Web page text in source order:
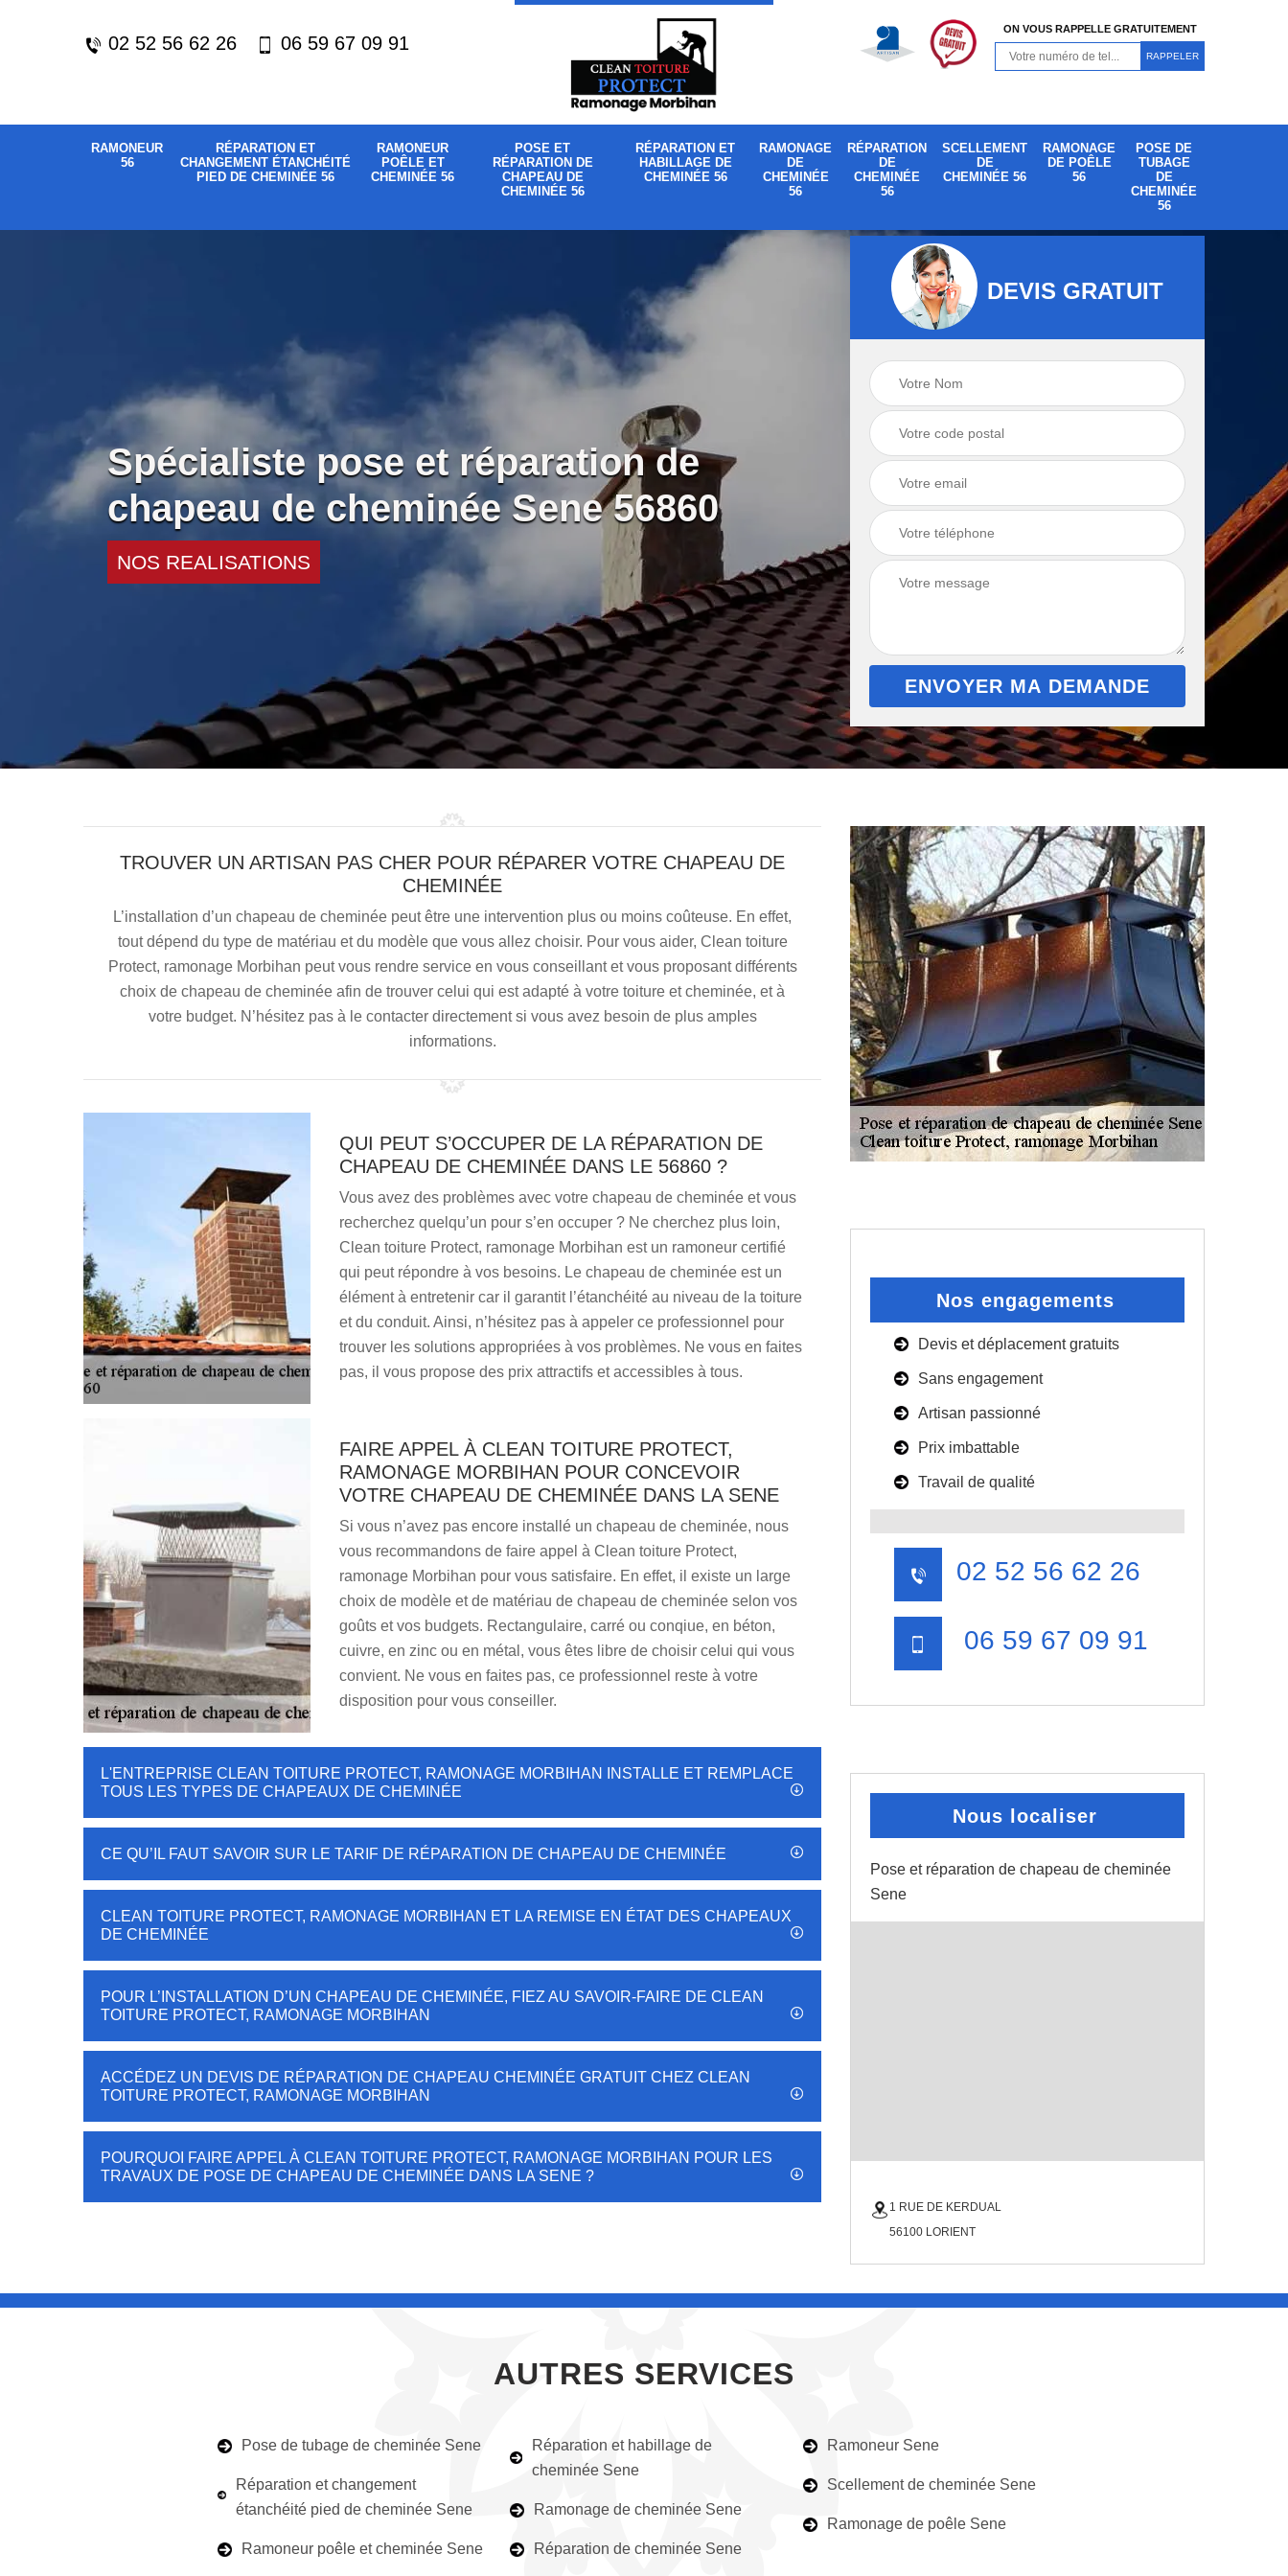
02 52 56 62 26 06 59 67 09 91
ON VOUS RAPPELLE GRATUITEMENT
RAMONEUR
56
RÉPARATION ET
CHANGEMENT ÉTANCHÉITÉ
PIED DE CHEMINÉE 56
RAMONEUR
POÊLE ET
CHEMINÉE 56
POSE ET
RÉPARATION DE
CHAPEAU DE
CHEMINÉE 56
RÉPARATION ET
HABILLAGE DE
CHEMINÉE 56
RAMONAGE
DE
CHEMINÉE
56
RÉPARATION
DE
CHEMINÉE
56
SCELLEMENT
DE
CHEMINÉE 56
RAMONAGE
DE POÊLE
56
POSE DE
TUBAGE
DE
CHEMINÉE
56
Spécialiste pose et réparation de
chapeau de cheminée Sene 56860
NOS REALISATIONS
DEVIS GRATUIT
TROUVER UN ARTISAN PAS CHER POUR RÉPARER VOTRE CHAPEAU DE
CHEMINÉE
L’installation d’un chapeau de cheminée peut être une intervention plus ou moins coûteuse. En effet,
tout dépend du type de matériau et du modèle que vous allez choisir. Pour vous aider, Clean toiture
Protect, ramonage Morbihan peut vous rendre service en vous conseillant et vous proposant différents
choix de chapeau de cheminée afin de trouver celui qui est adapté à votre toiture et cheminée, et à
votre budget. N’hésitez pas à le contacter directement si vous avez besoin de plus amples
informations.
QUI PEUT S’OCCUPER DE LA RÉPARATION DE
CHAPEAU DE CHEMINÉE DANS LE 56860 ?
Vous avez des problèmes avec votre chapeau de cheminée et vous
recherchez quelqu’un pour s’en occuper ? Ne cherchez plus loin,
Clean toiture Protect, ramonage Morbihan est un ramoneur certifié
qui peut répondre à vos besoins. Le chapeau de cheminée est un
élément à entretenir car il garantit l’étanchéité au niveau de la toiture
et du conduit. Ainsi, n’hésitez pas à appeler ce professionnel pour
trouver les solutions appropriées à vos problèmes. Ne vous en faites
pas, il vous propose des prix attractifs et accessibles à tous.
FAIRE APPEL À CLEAN TOITURE PROTECT,
RAMONAGE MORBIHAN POUR CONCEVOIR
VOTRE CHAPEAU DE CHEMINÉE DANS LA SENE
Si vous n’avez pas encore installé un chapeau de cheminée, nous
vous recommandons de faire appel à Clean toiture Protect,
ramonage Morbihan pour vous satisfaire. En effet, il existe un large
choix de modèle et de matériau de chapeau de cheminée selon vos
goûts et vos budgets. Rectangulaire, carré ou conqiue, en béton,
cuivre, en zinc ou en métal, vous êtes libre de choisir celui qui vous
convient. Ne vous en faites pas, ce professionnel reste à votre
disposition pour vous conseiller.
L'ENTREPRISE CLEAN TOITURE PROTECT, RAMONAGE MORBIHAN INSTALLE ET REMPLACE
TOUS LES TYPES DE CHAPEAUX DE CHEMINÉE
CE QU’IL FAUT SAVOIR SUR LE TARIF DE RÉPARATION DE CHAPEAU DE CHEMINÉE
CLEAN TOITURE PROTECT, RAMONAGE MORBIHAN ET LA REMISE EN ÉTAT DES CHAPEAUX
DE CHEMINÉE
POUR L’INSTALLATION D’UN CHAPEAU DE CHEMINÉE, FIEZ AU SAVOIR-FAIRE DE CLEAN
TOITURE PROTECT, RAMONAGE MORBIHAN
ACCÉDEZ UN DEVIS DE RÉPARATION DE CHAPEAU CHEMINÉE GRATUIT CHEZ CLEAN
TOITURE PROTECT, RAMONAGE MORBIHAN
POURQUOI FAIRE APPEL À CLEAN TOITURE PROTECT, RAMONAGE MORBIHAN POUR LES
TRAVAUX DE POSE DE CHAPEAU DE CHEMINÉE DANS LA SENE ?
Nos engagements
Devis et déplacement gratuits
Sans engagement
Artisan passionné
Prix imbattable
Travail de qualité
02 52 56 62 26
06 59 67 09 91
Nous localiser
Pose et réparation de chapeau de cheminée
Sene
1 RUE DE KERDUAL
56100 LORIENT
AUTRES SERVICES
Pose de tubage de cheminée Sene
Réparation et changement
étanchéité pied de cheminée Sene
Ramoneur poêle et cheminée Sene
Réparation et habillage de
cheminée Sene
Ramonage de cheminée Sene
Réparation de cheminée Sene
Ramoneur Sene
Scellement de cheminée Sene
Ramonage de poêle Sene